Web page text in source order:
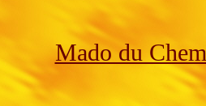
Mado du